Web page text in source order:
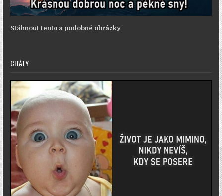
Stáhnout tento a podobné obrázky
CITÁTY